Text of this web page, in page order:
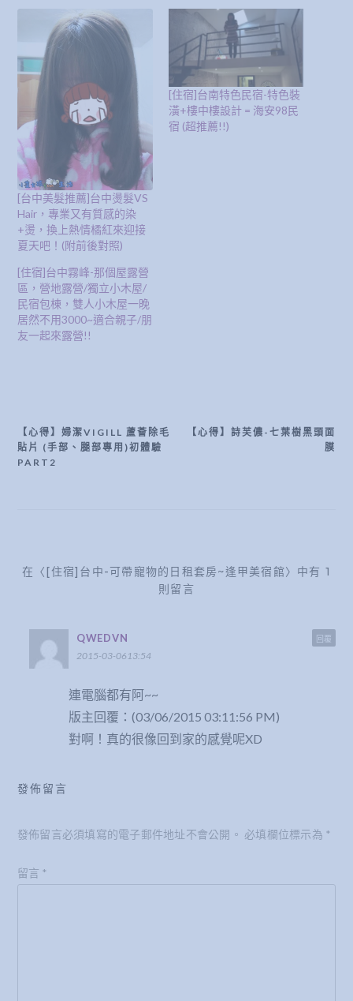
[台中美髮推薦]台中燙髮VS
Hair，專業又有質感的染
+燙，換上熱情橘紅來迎接
夏天吧！(附前後對照)
[住宿]台南特色民宿-特色裝
潢+樓中樓設計 = 海安98民
宿 (超推薦!!)
[住宿]台中霧峰-那個屋露營
區，營地露營/獨立小木屋/
民宿包棟，雙人小木屋一晚
居然不用3000~適合親子/朋
友一起來露營!!
文
章
【心得】詩芙儂-七葉樹黑頭面
膜
【心得】婦潔VIGILL 蘆薈除毛
貼片 (手部、腿部專用)初體驗
PART2
在〈[住宿]台中-可帶寵物的日租套房~逢甲美宿館〉中有 1
則留言
QWEDVN
2015-03-0613:54
連電腦都有阿~~
版主回覆：(03/06/2015 03:11:56 PM)
對啊！真的很像回到家的感覺呢XD
回覆
發佈留言
發佈留言必須填寫的電子郵件地址不會公開。 必填欄位標示為 *
留言 *